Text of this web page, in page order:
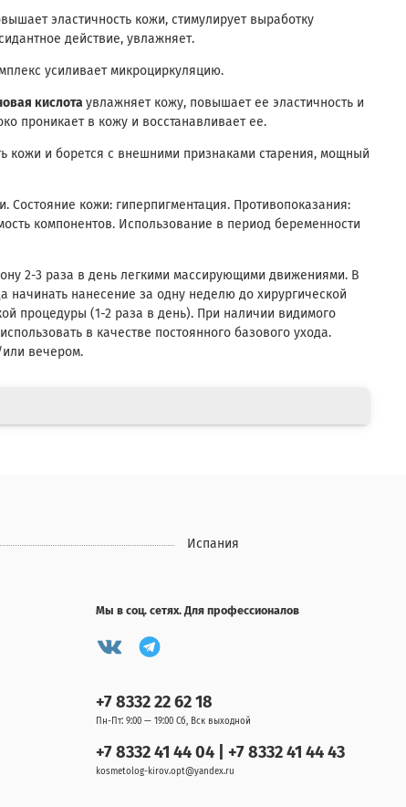
эластичность кожи, стимулирует выработку
действие, увлажняет.
усиливает микроциркуляцию.
кислотаувлажняет кожу, повышает ее эластичность и
проникает в кожу и восстанавливает ее.
кожи и борется с внешними признаками старения, мощный
Состояние кожи: гиперпигментация. Противопоказания:
компонентов. Использование в период беременности
2-3 раза в день легкими массирующими движениями. В
начинать нанесение за одну неделю до хирургической
процедуры (1-2 раза в день). При наличии видимого
в качестве постоянного базового ухода.
вечером.
Испания
Мы в соц. сетях. Для профессионалов
+7 8332 22 62 18
Пн-Пт: 9:00 — 19:00 Сб, Вск выходной
+7 8332 41 44 04 | +7 8332 41 44 43
kosmetolog-kirov.opt@yandex.ru